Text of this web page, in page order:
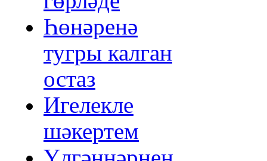
Һөнәренә
тугры калган
остаз
Игелекле
шәкертем